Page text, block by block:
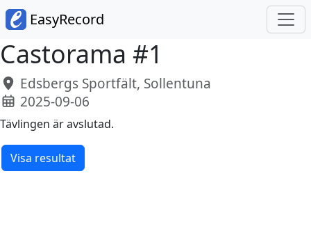
EasyRecord
Castorama #1
Edsbergs Sportfält, Sollentuna
2025-09-06
Tävlingen är avslutad.
Visa resultat